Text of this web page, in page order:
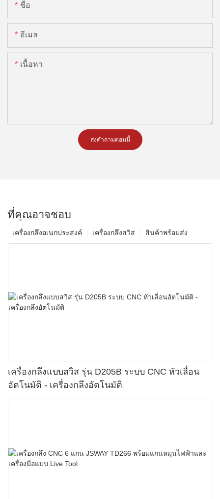
ชื่อ
อีเมล
เนื้อหา
ส่งคำถามตอนนี้
ที่คุณอาจชอบ
สินค้าพร้อมส่ง
เครื่องกลึงสวิส
เครื่องกลึงอเนกประสงค์
เครื่องกลึงแบบสวิส รุ่น D205B ระบบ CNC หัวเลื่อน
อัตโนมัติ - เครื่องกลึงอัตโนมัติ